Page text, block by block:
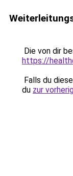
Die von dir
https://
Falls du
du zur